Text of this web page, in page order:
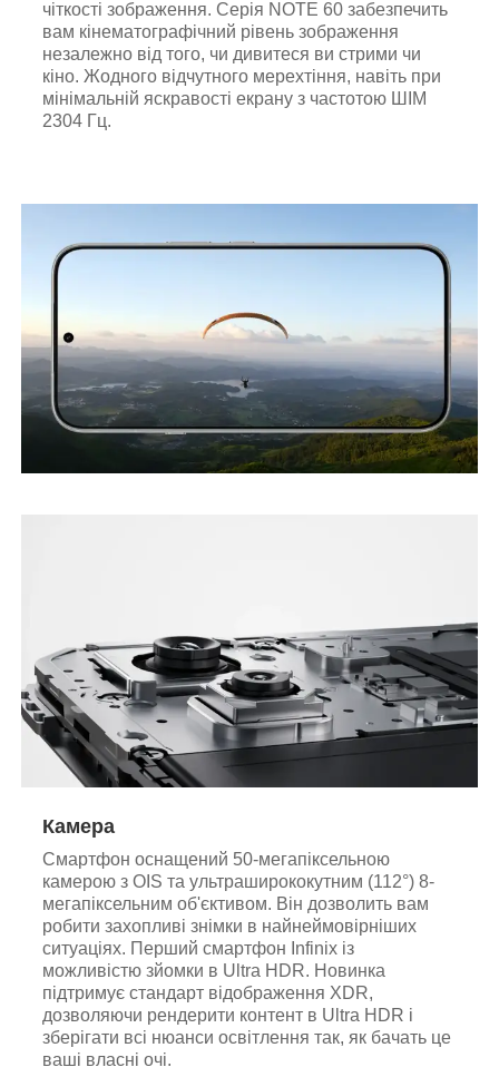
чіткості зображення. Серія NOTE 60 забезпечить
вам кінематографічний рівень зображення
незалежно від того, чи дивитеся ви стрими чи
кіно. Жодного відчутного мерехтіння, навіть при
мінімальній яскравості екрану з частотою ШІМ
2304 Гц.
Камера
Смартфон оснащений 50-мегапіксельною
камерою з OIS та ультраширококутним (112°) 8-
мегапіксельним об'єктивом. Він дозволить вам
робити захопливі знімки в найнеймовірніших
ситуаціях. Перший смартфон Infinix із
можливістю зйомки в Ultra HDR. Новинка
підтримує стандарт відображення XDR,
дозволяючи рендерити контент в Ultra HDR і
зберігати всі нюанси освітлення так, як бачать це
ваші власні очі.